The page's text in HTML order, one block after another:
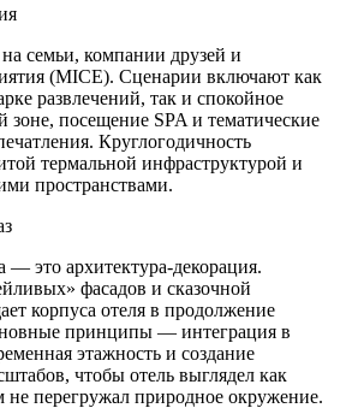
семьи, компании друзей и
(MICE). Сценарии включают как
развлечений, так и спокойное
зоне, посещение SPA и тематические
Круглогодичность
термальной инфраструктурой и
пространствами.
— это архитектура-декорация.
фасадов и сказочной
корпуса отеля в продолжение
принципы — интеграция в
этажность и создание
чтобы отель выглядел как
не перегружал природное окружение.